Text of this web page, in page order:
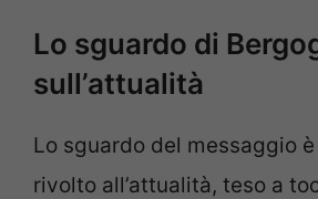
Lo sguardo di
sull’attualità
Lo sguardo del messaggio
rivolto all’attualità, teso a